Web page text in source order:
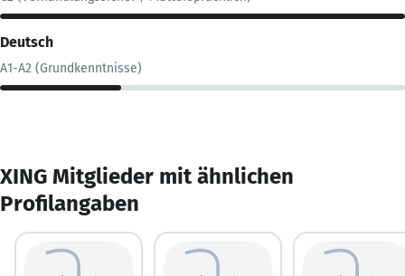
Deutsch
A1-A2 (Grundkenntnisse)
XING Mitglieder mit ähnlichen
Profilangaben